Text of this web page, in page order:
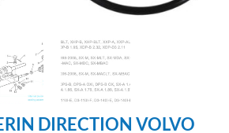
DIRECTION VOLVO